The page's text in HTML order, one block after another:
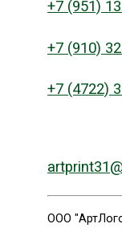
+7 (951)
+7 (910)
+7 (4722)
ООО